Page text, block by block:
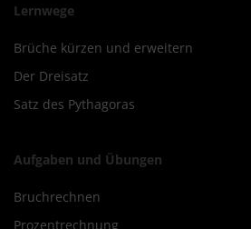
Lernwege
Brüche kürzen und erweitern
Der Dreisatz
Satz des Pythagoras
Aufgaben und Übungen
Bruchrechnen
Prozentrechnung